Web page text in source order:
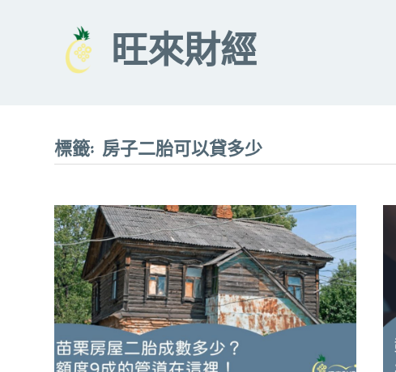
旺來財經
標籤: 房子二胎可以貸多少